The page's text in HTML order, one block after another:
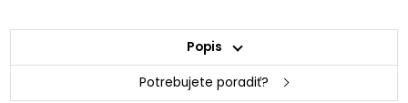
Popis
Potrebujete poradiť?